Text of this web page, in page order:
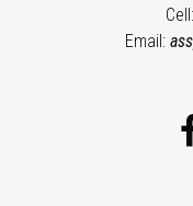
Cell:
Email: